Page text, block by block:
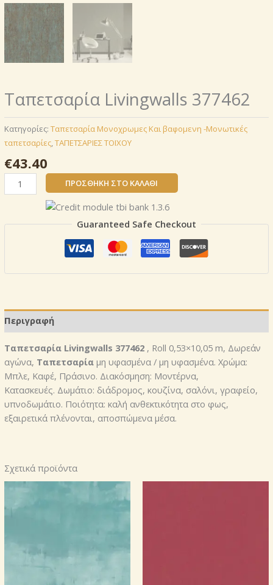
Ταπετσαρία Livingwalls 377462
Κατηγορίες: Ταπετσαρία Μονοχρωμες Και βαφομενη -Μονωτικές
ταπετσαρίες,ΤΑΠΕΤΣΑΡΙΕΣ ΤΟΙΧΟΥ
€43.40
Ταπετσαρία
Livingwalls
ποσότητα
ΠΡΟΣΘΉΚΗ ΣΤΟ ΚΑΛΆΘΙ
Guaranteed Safe Checkout
Περιγραφή
Ταπετσαρία Livingwalls 377462 , Roll 0,53×10,05 m, Δωρεάν
αγώνα, Ταπετσαρία μη υφασμένα / μη υφασμένα. Χρώμα:
Μπλε, Καφέ, Πράσινο. Διακόσμηση: Μοντέρνα,
Κατασκευές. Δωμάτιο: διάδρομος, κουζίνα, σαλόνι, γραφείο,
υπνοδωμάτιο. Ποιότητα: καλή ανθεκτικότητα στο φως,
εξαιρετικά πλένονται, αποσπώμενα μέσα.
Σχετικά προϊόντα